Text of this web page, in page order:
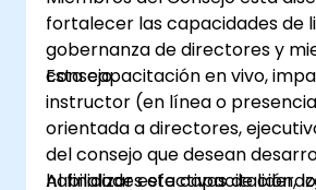
Afrontar las cuestiones
y la gobernanza en el uso
de la Inteligencia Artificial.
Crear un plan de acción
sostenida, responsable y
dentro de la organización.
fortalecer las capacidades de
gobernanza de directores y
consejo.
Esta capacitación en vivo,
instructor (en línea o
orientada a directores,
del consejo que desean
habilidades efectivas de
Al finalizar esta capacitación,